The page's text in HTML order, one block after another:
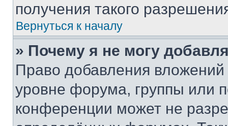
получения такого
Вернуться к началу
» Почему я не могу
Право добавления
уровне форума, группы или
конференции может не